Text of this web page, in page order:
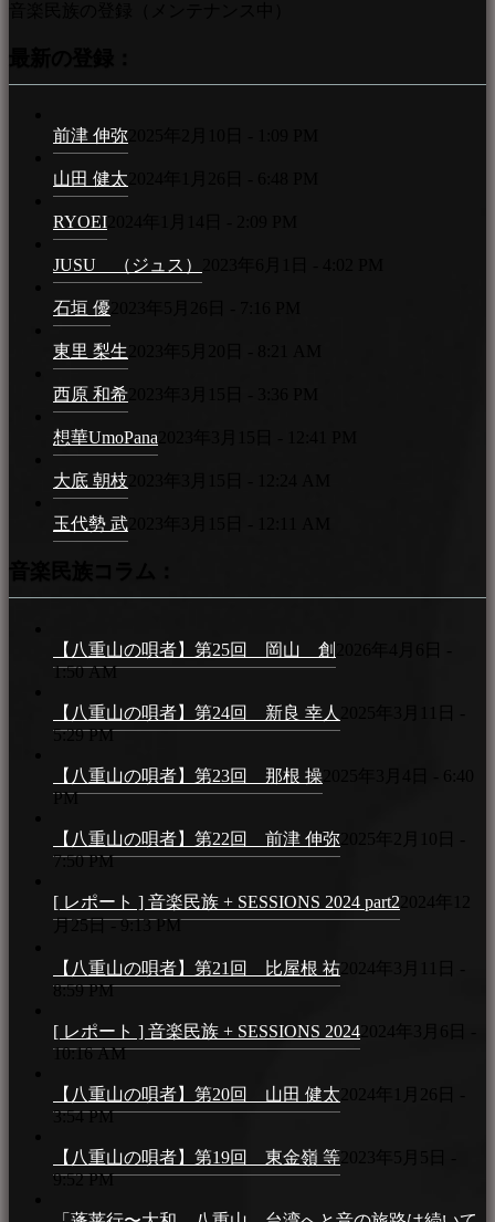
前津 伸弥
山田 健太
RYOEI
JUSU （ジュス）
石垣 優
東里 梨生
西原 和希
想華UmoPana
大底 朝枝
玉代勢 武
【八重山の唄者】第25回 岡山 創
1:50 AM
【八重山の唄者】第24回 新良 幸人
5:29 PM
【八重山の唄者】第23回 那根 操
PM
【八重山の唄者】第22回 前津 伸弥
7:50 PM
[ レポート ] 音楽民族 + SESSIONS 2024 part2
月25日 - 9:13 PM
【八重山の唄者】第21回 比屋根 祐
8:59 PM
[ レポート ] 音楽民族 + SESSIONS 2024
10:16 AM
【八重山の唄者】第20回 山田 健太
3:54 PM
【八重山の唄者】第19回 東金嶺 等
9:52 PM